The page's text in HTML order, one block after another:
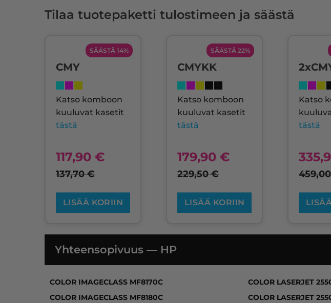
Tilaa tuotepaketti tulostimeen ja säästä
SÄÄSTÄ 14%
CMY
Katso komboon
kuuluvat kasetit
tästä
117,90 €
137,70€
LISÄÄ KORIIN
SÄÄSTÄ 22%
CMYKK
Katso komboon
kuuluvat kasetit
tästä
179,90€
229,50€
LISÄÄ KORIIN
Katso
tästä
Yhteensopivuus — HP
COLOR IMAGECLASS MF8170C
COLOR IMAGECLASS MF8180C
COLOR LASERJET
COLOR LASERJET